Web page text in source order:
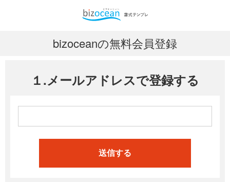
bizoceanの無料会員登録
１.メールアドレスで登録する
送信する